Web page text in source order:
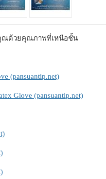
คุณด้วยคุณภาพที่เหนือชั้น
(pansuantip.net)
Glove (pansuantip.net)